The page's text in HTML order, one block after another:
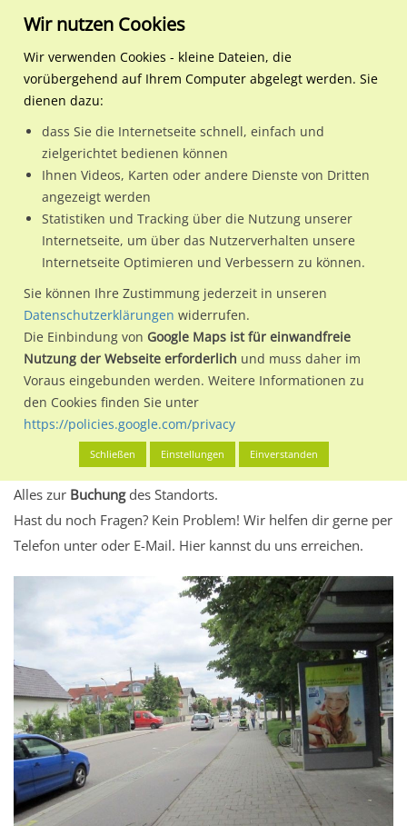
Regionale Plakatwerbung Bayern
Ingolstadt
Geisenfelderstr. geg.
85053 / Ingolstadt / Ringsee
Nutze günstige Werbemöglichkeiten am Standort
Geisenfelderstr. geg. 43a/Dahlienstr./We.re.im Ortsteil
Ringsee)in Ingolstadt.
Wir erheben für jede unserer Werbeflächen individuelle und
aktuelleStandortinformationenundLeistungswerte. Damit
kannst du dich schon vor der Buchung im Detail über den
Standort, seine Reichweite und Werbewirkung sowie
eventuelle Beschränkungen in den zugelassenen
Werbeinhalten informieren.
Alles klar? Dann findest du direkt im unteren Teil dieser Seite
Alles zur Buchungdes Standorts.
Hast du noch Fragen? Kein Problem! Wir helfen dir gerne per
Telefon unter oder E-Mail. Hier kannst du uns erreichen.
Wir nutzen Cookies
Wir verwenden Cookies - kleine Dateien, die
vorübergehend auf Ihrem Computer abgelegt werden. Sie
dienen dazu:
dass Sie die Internetseite schnell, einfach und
zielgerichtet bedienen können
Ihnen Videos, Karten oder andere Dienste von Dritten
angezeigt werden
Statistiken und Tracking über die Nutzung unserer
Internetseite, um über das Nutzerverhalten unsere
Internetseite Optimieren und Verbessern zu können.
Sie können Ihre Zustimmung jederzeit in unseren
Datenschutzerklärungen widerrufen.
Die Einbindung von Google Maps ist für einwandfreie
Nutzung der Webseite erforderlich und muss daher im
Voraus eingebunden werden. Weitere Informationen zu
den Cookies finden Sie unter
https://policies.google.com/privacy
Schließen Einstellungen Einverstanden